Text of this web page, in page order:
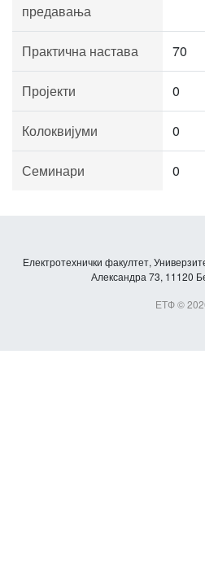
предавања
Практична настава 70
Пројекти 0
Колоквијуми 0
Семинари 0
Електротехнички факултет,
Александра 73, 11120
ЕТФ ©